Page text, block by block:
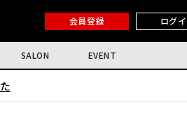
会員登録 ログ
SALON EVENT